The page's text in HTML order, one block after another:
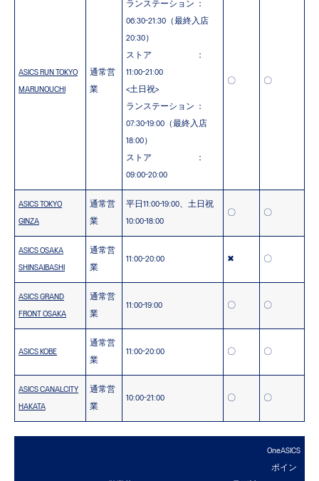
ASICS RUN TOKYO
MARUNOUCHI
通常営
業
ランステーション ：
06:30-21:30（最終入店
20:30）
ストア ：
11:00-21:00
<土日祝>
ランステーション ：
07:30-19:00（最終入店
18:00）
ストア ：
09:00-20:00
〇 〇
ASICS TOKYO
GINZA
通常営
業
平日11:00-19:00、土日祝
10:00-18:00
〇 〇
ASICS OSAKA
SHINSAIBASHI
通常営
業
11:00-20:00 ✖ 〇
ASICS GRAND
FRONT OSAKA
通常営
業
11:00-19:00 〇 〇
ASICS KOBE
通常営
業
11:00-20:00 〇 〇
ASICS CANALCITY
HAKATA
通常営
業
10:00-21:00 〇 〇
OneASICS
ポイン